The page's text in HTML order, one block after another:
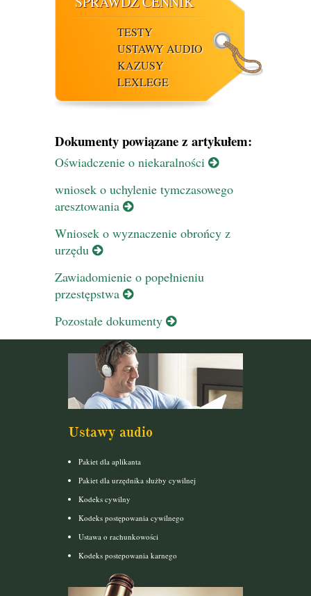
TESTY
USTAWY AUDIO
KAZUSY
LEXLEGE
Dokumenty powiązane z artykułem:
Oświadczenie o niekaralności
wniosek o uchylenie tymczasowego
aresztowania
Wniosek o wyznaczenie obrońcy z
urzędu
Zawiadomienie o popełnieniu
przestępstwa
Pozostałe dokumenty
Ustawy audio
Pakiet dla aplikanta
Pakiet dla urzędnika służby cywilnej
Kodeks cywilny
Kodeks postępowania cywilnego
Ustawa o rachunkowości
Kodeks postepowania karnego